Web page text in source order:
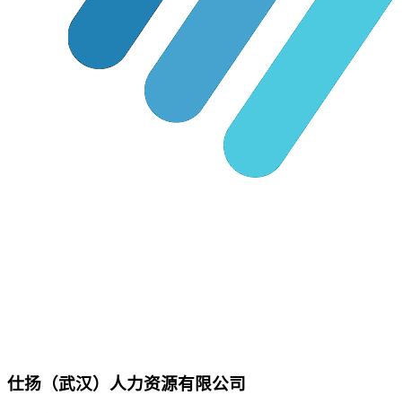
仕扬（武汉）人力资源有限公司